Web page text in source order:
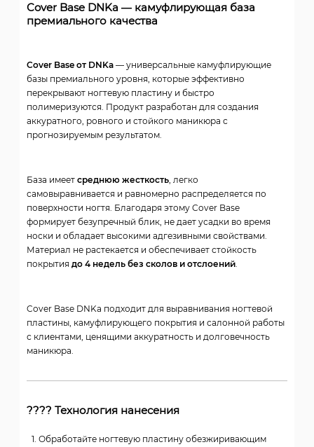
Cover Base DNKa — камуфлирующая база
премиального качества
Cover Base от DNKa — универсальные камуфлирующие
базы премиального уровня, которые эффективно
перекрывают ногтевую пластину и быстро
полимеризуются. Продукт разработан для создания
аккуратного, ровного и стойкого маникюра с
прогнозируемым результатом.
База имеет среднюю жесткость, легко
самовыравнивается и равномерно распределяется по
поверхности ногтя. Благодаря этому Cover Base
формирует безупречный блик, не дает усадки во время
носки и обладает высокими адгезивными свойствами.
Материал не растекается и обеспечивает стойкость
покрытия до 4 недель без сколов и отслоений.
Cover Base DNKa подходит для выравнивания ногтевой
пластины, камуфлирующего покрытия и салонной работы
с клиентами, ценящими аккуратность и долговечность
маникюра.
???? Технология нанесения
Обработайте ногтевую пластину обезжиривающим